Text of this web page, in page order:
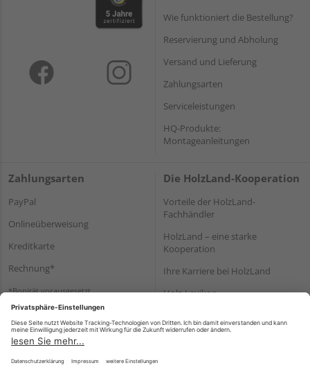
Wie funktioniert die Bestellung?
Reservierung und Abholung
Versand und Lieferung
Zahlungsarten
Serviceleistungen
HQ-Produkte:
Montageanleitungen
Zahlungsarten
PayPal
Onlineüberweisung
Kreditkarte
Rechnung*
*Bonität vorausgesetzt
Die HolzLand-Kooperation
Vorteile der HolzLand-
Fachhändler
HolzLand – eine starke
Kooperation
Ihre Karriere bei HolzLand
Holz-Lexikon